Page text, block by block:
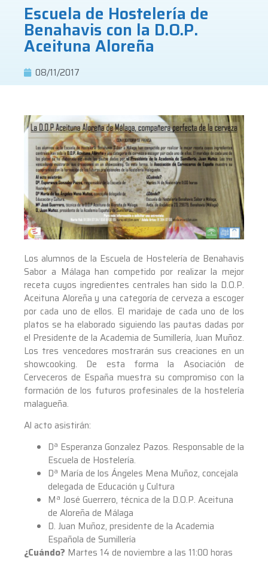
Escuela de Hostelería de
Benahavis con la D.O.P.
Aceituna Aloreña
08/11/2017
Los alumnos de la Escuela de Hostelería de Benahavis
Sabor a Málaga han competido por realizar la mejor
receta cuyos ingredientes centrales han sido la D.O.P.
Aceituna Aloreña y una categoría de cerveza a escoger
por cada uno de ellos. El maridaje de cada uno de los
platos se ha elaborado siguiendo las pautas dadas por
el Presidente de la Academia de Sumillería, Juan Muñoz.
Los tres vencedores mostrarán sus creaciones en un
showcooking. De esta forma la Asociación de
Cerveceros de España muestra su compromiso con la
formación de los futuros profesinales de la hostelería
malagueña.
Al acto asistirán:
Dª Esperanza Gonzalez Pazos. Responsable de la
Escuela de Hostelería.
Dª María de los Ángeles Mena Muñoz, concejala
delegada de Educación y Cultura
Mª José Guerrero, técnica de la D.O.P. Aceituna
de Aloreña de Málaga
D. Juan Muñoz, presidente de la Academia
Española de Sumillería
¿Cuándo? Martes 14 de noviembre a las 11:00 horas